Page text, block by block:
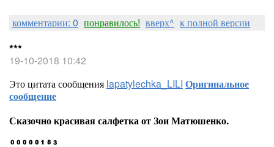
комментарии: 0 понравилось! вверх^ к полной версии
***
19-10-2018 10:42
Это цитата сообщения lapatylechka_LILI Оригинальное
сообщение
Сказочно красивая салфетка от Зои Матюшенко.